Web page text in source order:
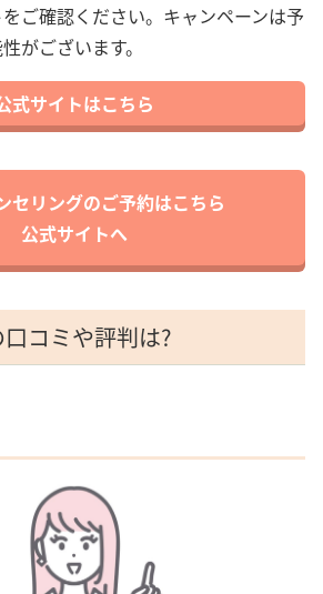
ご確認ください。キャンペーンは予
がございます。
式サイトはこちら
セリングのご予約はこちら
公式サイトへ
コミや評判は?